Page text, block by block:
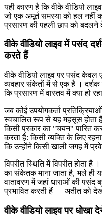
यही कारण है कि वीके वीडियो
जो एक अमूर्त समस्या को हल नहीं
प्रसारण की पहली छाप को बदलने
वीके वीडियो लाइव में पसंद
करते हैं
वीके वीडियो लाइव पर पसंद
व्यवहार संकेतों में से एक है ।
कि प्रसारण में वास्तव में क्या हो
जब कोई उपयोगकर्ता
स्वचालित रूप से यह महसूस होता है
किसी प्रकार का "चयन" पारित
करता है: किसी व्यक्ति के लिए
कि उन्होंने किसी खाली जगह में
विपरीत स्थिति में विपरीत होता
का संकेतक माना जाता है, भले ही
वातावरण में जहां धाराओं की पसंद
प्रभावित करती हैं — अतीत को
वीके वीडियो लाइव पर धोखा